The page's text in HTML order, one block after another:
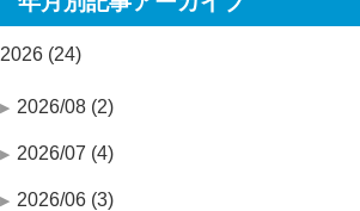
2026 (24)
2026/08 (2)
2026/07 (4)
2026/06 (3)